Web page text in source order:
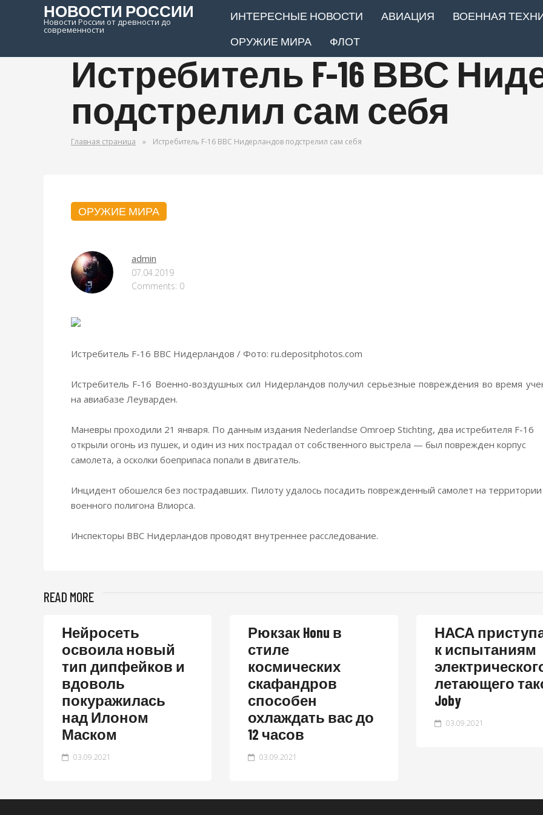
НОВОСТИ РОССИИ
Новости России от древности до
современности
ИНТЕРЕСНЫЕ НОВОСТИ АВИАЦИЯ
ВОЕННАЯ
ОРУЖИЕ МИРА
ФЛОТ
Истребитель F-16 ВВС
подстрелил сам себя
Главная страница » Истребитель F-16 ВВС Нидерландов подстрелил сам себя
ОРУЖИЕ МИРА
admin
07.04.2019
Comments: 0
Истребитель F-16 ВВС Нидерландов / Фото: ru.depositphotos.com
Истребитель F-16 Военно-воздушных сил Нидерландов получил серьезные повреждения во время
на авиабазе Леуварден.
Маневры проходили 21 января. По данным издания Nederlandse Omroep Stichting, два истребителя F-16
открыли огонь из пушек, и один из них пострадал от собственного выстрела — был поврежден корпус
самолета, а осколки боеприпаса попали в двигатель.
Инцидент обошелся без пострадавших. Пилоту удалось посадить поврежденный самолет на территории
военного полигона Влиорса.
Инспекторы ВВС Нидерландов проводят внутреннее расследование.
READ MORE
Нейросеть
освоила новый
тип дипфейков и
вдоволь
покуражилась
над Илоном
Маском
03.09.2021
Рюкзак Honu в
стиле
космических
скафандров
способен
охлаждать вас до
12 часов
03.09.2021
НАСА
к испытаниям
летающего
Joby
03.09.2021